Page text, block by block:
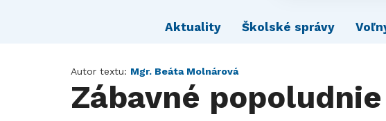
Aktuality Školské správy
Autor textu: Mgr. Beáta Molnárová
Zábavné popoludnie